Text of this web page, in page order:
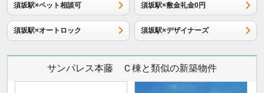
須坂駅×ペット相談可 須坂駅×敷金礼金0円
須坂駅×オートロック 須坂駅×デザイナーズ
サンパレス本藤 Ｃ棟と類似の新築物件